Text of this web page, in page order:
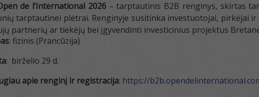
de l’International 2026– tarptautinis B2B renginys, skirtas
tarptautinei plėtrai. Renginyje susitinka investuotojai, pirkėjai
partnerių ar tiekėjų bei įgyvendinti investicinius projektus
: fizinis (Prancūzija)
: birželio 29 d.
apie renginį ir registracija: https://